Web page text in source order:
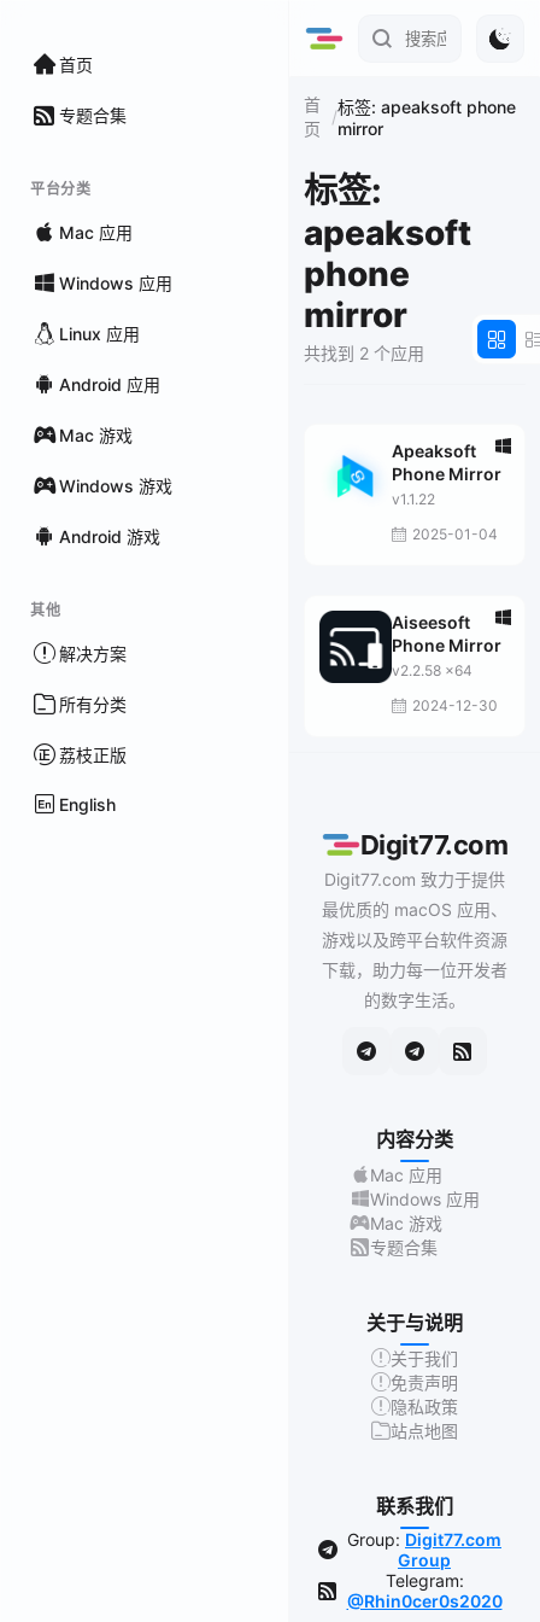
首页
专题合集
平台分类
Mac 应用
Windows 应用
Linux 应用
Android 应用
Mac 游戏
Windows 游戏
Android 游戏
其他
解决方案
所有分类
荔枝正版
English
首
页
/标签: apeaksoft phone
mirror
标签:
apeaksoft
phone
mirror
共找到 2 个应用
Apeaksoft
Phone Mirror
v1.1.22
2025-01-04
Aiseesoft
Phone Mirror
v2.2.58 x64
2024-12-30
Digit77.com
Digit77.com 致力于提供
最优质的 macOS 应用、
游戏以及跨平台软件资源
下载，助力每一位开发者
的数字生活。
内容分类
Mac 应用
Windows 应用
Mac 游戏
专题合集
关于与说明
关于我们
免责声明
隐私政策
站点地图
联系我们
Group: Digit77.com
Group
Telegram:
@Rhin0cer0s2020